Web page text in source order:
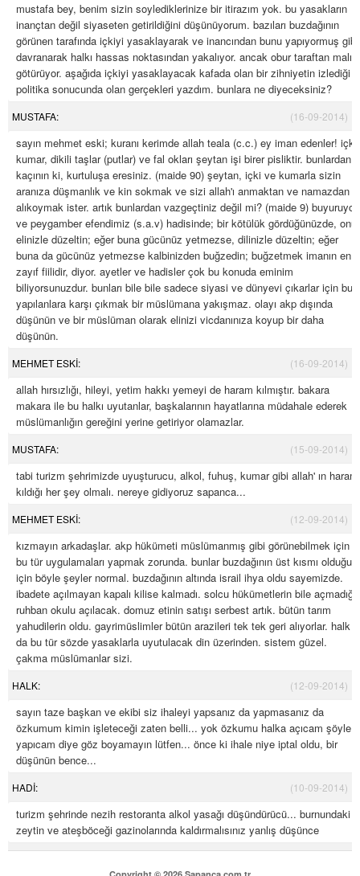
mustafa bey, benim sizin soylediklerinize bir itirazım yok. bu yasakların
inançtan değil siyaseten getirildiğini düşünüyorum. bazıları buzdağının
görünen tarafında içkiyi yasaklayarak ve inancından bunu yapıyormuş gibi
davranarak halkı hassas noktasından yakalıyor. ancak obur taraftan malı
götürüyor. aşağıda içkiyi yasaklayacak kafada olan bir zihniyetin izlediği
politika sonucunda olan gerçekleri yazdım. bunlara ne diyeceksiniz?
MUSTAFA: (16-09-2014)
sayın mehmet eski; kuranı kerimde allah teala (c.c.) ey iman edenler! içki,
kumar, dikili taşlar (putlar) ve fal okları şeytan işi birer pisliktir. bunlardan
kaçının ki, kurtuluşa eresiniz. (maide 90) şeytan, içki ve kumarla sizin
aranıza düşmanlık ve kin sokmak ve sizi allah'ı anmaktan ve namazdan
alıkoymak ister. artık bunlardan vazgeçtiniz değil mi? (maide 9) buyuruyor
ve peygamber efendimiz (s.a.v) hadisinde; bir kötülük gördüğünüzde, onu
elinizle düzeltin; eğer buna gücünüz yetmezse, dilinizle düzeltin; eğer
buna da gücünüz yetmezse kalbinizden buğzedin; buğzetmek imanın en
zayıf fiilidir, diyor. ayetler ve hadisler çok bu konuda eminim
biliyorsunuzdur. bunları bile bile sadece siyasi ve dünyevi çıkarlar için bu
yapılanlara karşı çıkmak bir müslümana yakışmaz. olayı akp dışında
düşünün ve bir müslüman olarak elinizi vicdanınıza koyup bir daha
düşünün.
MEHMET ESKİ: (16-09-2014)
allah hırsızlığı, hileyi, yetim hakkı yemeyi de haram kılmıştır. bakara
makara ile bu halkı uyutanlar, başkalarının hayatlarına müdahale ederek
müslümanlığın gereğini yerine getiriyor olamazlar.
MUSTAFA: (15-09-2014)
tabi turizm şehrimizde uyuşturucu, alkol, fuhuş, kumar gibi allah' ın haram
kıldığı her şey olmalı. nereye gidiyoruz sapanca...
MEHMET ESKİ: (12-09-2014)
kızmayın arkadaşlar. akp hükümeti müslümanmış gibi görünebilmek için
bu tür uygulamaları yapmak zorunda. bunlar buzdağının üst kısmı olduğu
için böyle şeyler normal. buzdağının altında israil ihya oldu sayemizde.
ibadete açılmayan kapalı kilise kalmadı. solcu hükümetlerin bile açmadığı
ruhban okulu açılacak. domuz etinin satışı serbest artık. bütün tarım
yahudilerin oldu. gayrimüslimler bütün arazileri tek tek geri alıyorlar. halk
da bu tür sözde yasaklarla uyutulacak din üzerinden. sistem güzel.
çakma müslümanlar sizi.
HALK: (12-09-2014)
sayın taze başkan ve ekibi siz ihaleyi yapsanız da yapmasanız da
özkumum kimin işleteceği zaten belli... yok özkumu halka açıcam şöyle
yapıcam diye göz boyamayın lütfen... önce ki ihale niye iptal oldu, bir
düşünün bence...
HADİ: (10-09-2014)
turizm şehrinde nezih restoranta alkol yasağı düşündürücü... burnundaki
zeytin ve ateşböceği gazinolarında kaldırmalısınız yanlış düşünce